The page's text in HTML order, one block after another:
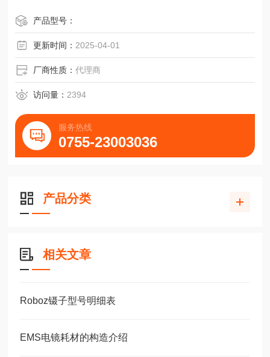
3,粒径：-100目；-200目；
4,检验：提供 ICP-MS 或 GDMS 检验;（的杂质元素总和低
于100ppm）
产品型号：
更新时间： 2025-04-01
厂商性质：代理商
访问量： 2394
服务热线
0755-23003036
产品分类
相关文章
Roboz镊子型号明细表
EMS电镜耗材的构造介绍